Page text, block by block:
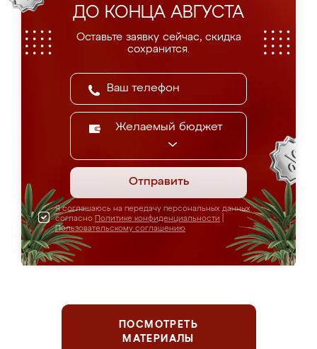
ДО КОНЦА АВГУСТА
Оставьте заявку сейчас, скидка
сохранится.
Желаемый бюджет
Отправить
Я соглашаюсь на передачу персональных данных
согласно Политике конфиденциальности
Пользовательскому соглашению
ПОСМОТРЕТЬ
МАТЕРИАЛЫ